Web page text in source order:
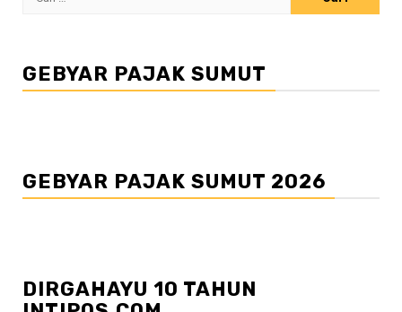
GEBYAR PAJAK SUMUT
GEBYAR PAJAK SUMUT 2026
DIRGAHAYU 10 TAHUN